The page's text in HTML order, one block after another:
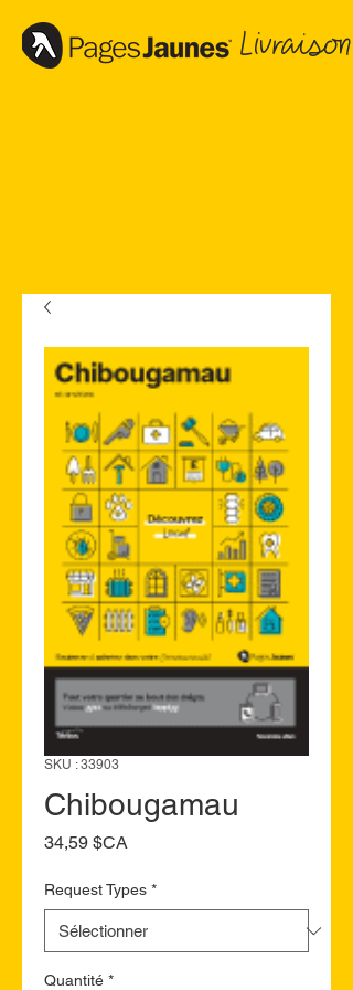
Livraison
SKU : 33903
Chibougamau
34,59 $CA
Request Types *
Quantité *